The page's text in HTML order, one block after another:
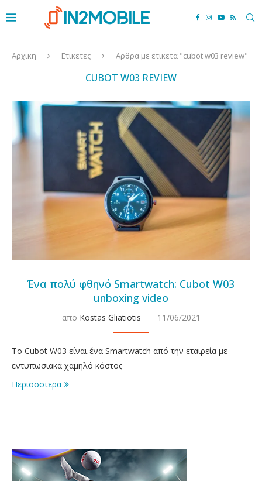
Αρχικη Ετικετες Αρθρα με ετικετα "cubot w03 review"
CUBOT W03 REVIEW
Ένα πολύ φθηνό Smartwatch: Cubot W03
unboxing video
απο Kostas Gliatiotis 11/06/2021
Tο Cubot W03 είναι ένα Smartwatch από την εταιρεία με
εντυπωσιακά χαμηλό κόστος
Περισσοτερα